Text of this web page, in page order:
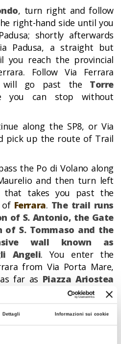
Dettagli Informazioni sui cookie
, turn right and follow
right-hand side until you
shortly afterwards
Padusa, a straight but
you reach the provincial
Follow Via Ferrara
will go past the Torre
you can stop without
along the SP8, or Via
pick up the route of Trail
the Po di Volano along
and then turn left
takes you past the
of Ferrara. The trail runs
of S. Antonio, the Gate
of S. Tommaso and the
wall known as
Angeli. You enter the
from Via Porta Mare,
far as Piazza Ariostea
Ercole I d’Este.Here
Art Gallery of
to the 16th-century
from the Fornasini